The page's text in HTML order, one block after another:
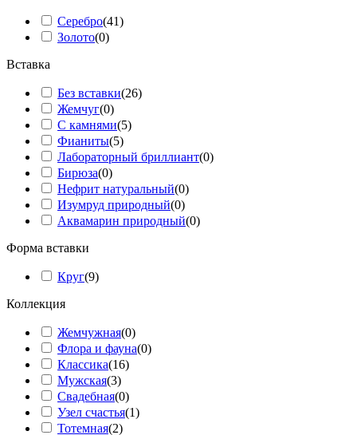
Серебро(41)
Золото(0)
Вставка
Без вставки(26)
Жемчуг(0)
С камнями(5)
Фианиты(5)
Лабораторный бриллиант(0)
Бирюза(0)
Нефрит натуральный(0)
Изумруд природный(0)
Аквамарин природный(0)
Форма вставки
Круг(9)
Коллекция
Жемчужная(0)
Флора и фауна(0)
Классика(16)
Мужская(3)
Свадебная(0)
Узел счастья(1)
Тотемная(2)